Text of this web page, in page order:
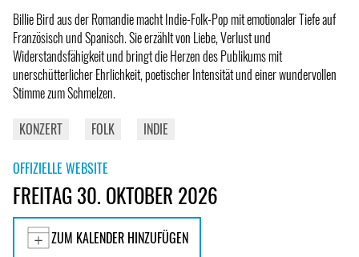
Billie Bird aus der Romandie macht Indie-Folk-Pop mit emotionaler Tiefe auf
Französisch und Spanisch. Sie erzählt von Liebe, Verlust und
Widerstandsfähigkeit und bringt die Herzen des Publikums mit
unerschütterlicher Ehrlichkeit, poetischer Intensität und einer wundervollen
Stimme zum Schmelzen.
KONZERT
FOLK INDIE
OFFIZIELLE WEBSITE
FREITAG 30. OKTOBER 2026
ZUM KALENDER HINZUFÜGEN